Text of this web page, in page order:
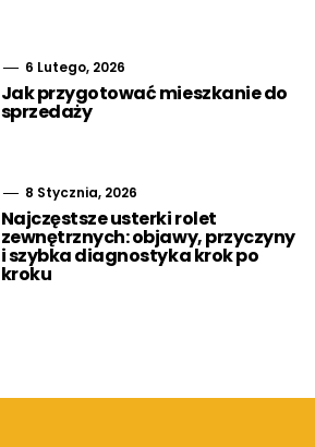
6 Lutego, 2026
Jak przygotować mieszkanie do
sprzedaży
8 Stycznia, 2026
Najczęstsze usterki rolet
zewnętrznych: objawy, przyczyny
i szybka diagnostyka krok po
kroku